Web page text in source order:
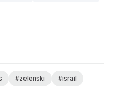
#zelenski
#israil